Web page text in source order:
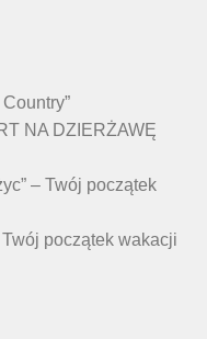
NA DZIERŻAWĘ
– Twój początek
początek wakacji